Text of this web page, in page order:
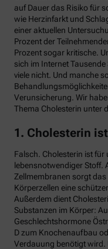
auf Dauer das Risiko für
wie Herzinfarkt und
einer aktuellen
Prozent der
Prozent sogar kritische.
sich im Internet Tausende
viele nicht. Und manche
Verunsicherung. Wir
Thema Cholesterin unter
1. Cholesterin
Falsch. Cholesterin ist
lebensnotwendiger Stoff.
Zellmembranen sorgt
Körperzellen eine
Außerdem dient
Substanzen im Körper:
Geschlechtshormone
D zum Knochenaufbau
Verdauung benötigt wird.